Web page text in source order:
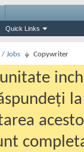
Quick Links
/ Jobs Copywriter